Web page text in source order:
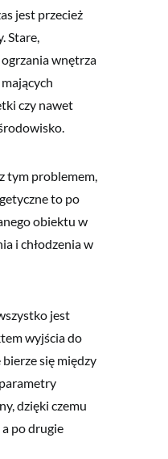
jest przecież
Stare,
wnętrza
czy nawet
tym problemem,
to po
obiektu w
i chłodzenia w
jest
wyjścia do
się między
dzięki czemu
po drugie